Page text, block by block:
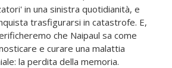
in una sinistra quotidianità, e
trasfigurarsi in catastrofe. E,
che Naipaul sa come
e curare una malattia
la perdita della memoria.